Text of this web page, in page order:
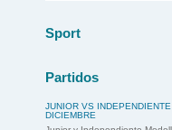
Sport
Partidos
JUNIOR VS
DICIEMBRE